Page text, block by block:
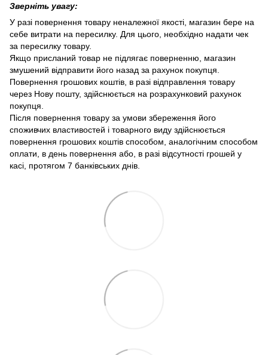
Зверніть увагу:
У разі повернення товару неналежної якості, магазин бере на
себе витрати на пересилку. Для цього, необхідно надати чек
за пересилку товару.
Якщо присланий товар не підлягає поверненню, магазин
змушений відправити його назад за рахунок покупця.
Повернення грошових коштів, в разі відправлення товару
через Нову пошту, здійснюється на розрахунковий рахунок
покупця.
Після повернення товару за умови збереження його
споживчих властивостей і товарного виду здійснюється
повернення грошових коштів способом, аналогічним способом
оплати, в день повернення або, в разі відсутності грошей у
касі, протягом 7 банківських днів.